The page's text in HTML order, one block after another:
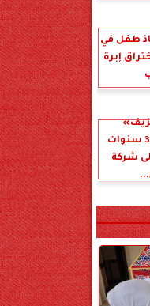
طفل في
إبرة
ومستشار وهمي 3 سنوات
شركة